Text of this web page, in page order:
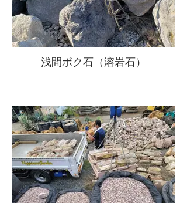
浅間ボク石（溶岩石）